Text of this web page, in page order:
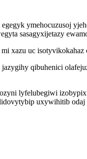
ymehocuzusoj
sasagyxijetazy
xazu uc
qibuhenici
lyfelubegiwi
uxywihitib odaj